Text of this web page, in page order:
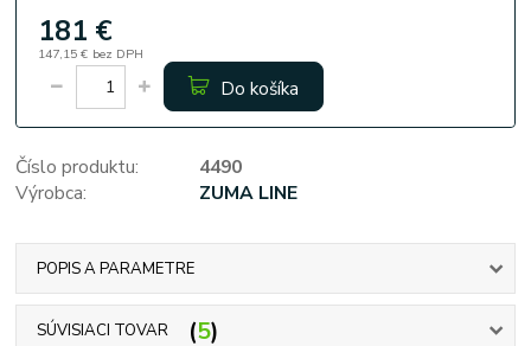
181 €
147,15 € bez DPH
Do košíka
Číslo produktu:
4490
Výrobca:
ZUMA LINE
POPIS A PARAMETRE
SÚVISIACI TOVAR 5